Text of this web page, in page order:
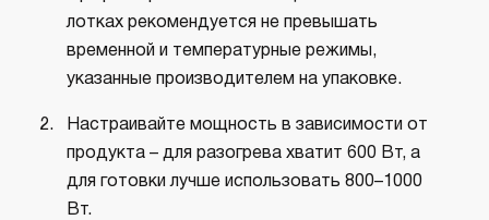
лотках рекомендуется не превышать
временной и температурные режимы,
указанные производителем на упаковке.
Настраивайте мощность в зависимости от
продукта – для разогрева хватит 600 Вт, а
для готовки лучше использовать 800–1000
Вт.